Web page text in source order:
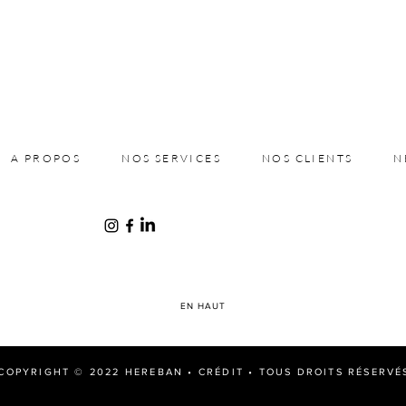
A PROPOS NOS SERVICES NOS CLIENTS
EN HAUT
© 2022 HEREBAN • CRÉDIT• TOUS DROITS